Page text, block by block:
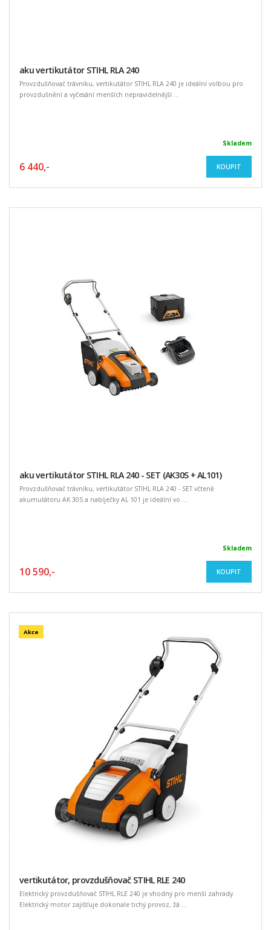
aku vertikutátor STIHL RLA 240
Provzdušňovač trávníku, vertikutátor STIHL RLA 240 je ideální volbou pro
provzdušnění a vyčesání menších nepravidelnější ...
Skladem
6 440,- KOUPIT
aku vertikutátor STIHL RLA 240 - SET (AK30S + AL101)
Provzdušňovač trávníku, vertikutátor STIHL RLA 240 - SET včteně
akumulátoru AK 30S a nabíječky AL 101 je ideální vo ...
Skladem
10 590,- KOUPIT
Akce
vertikutátor, provzdušňovač STIHL RLE 240
Elektrický provzdušňovač STIHL RLE 240 je vhodný pro menší zahrady.
Elektrický motor zajišťuje dokonale tichý provoz, žá ...